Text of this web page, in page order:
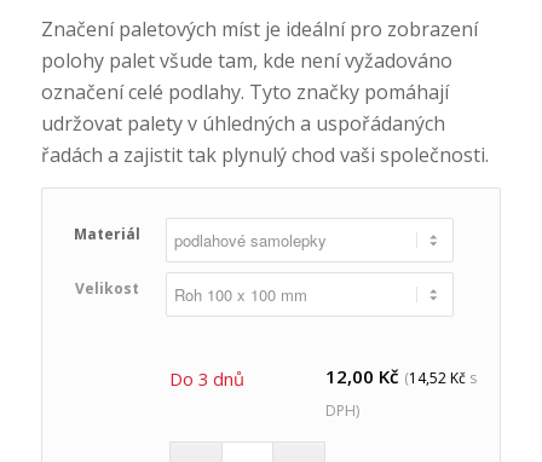
Značení paletových míst je ideální pro zobrazení
polohy palet všude tam, kde není vyžadováno
označení celé podlahy. Tyto značky pomáhají
udržovat palety v úhledných a uspořádaných
řadách a zajistit tak plynulý chod vaši společnosti.
Materiál
Velikost
12,00 Kč (14,52Kč s
DPH)
Do 3 dnů